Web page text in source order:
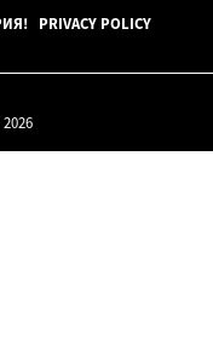
PRIVACY POLICY